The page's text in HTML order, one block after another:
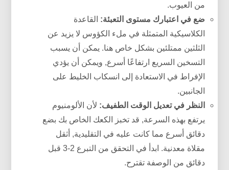
من العيوب.
ضع في اعتبارك مستوى التعبئة: القاعدة
الكلاسيكية المتمثلة في ملء الكؤوس لا يزيد عن
الثلثين ممتلئين بشكل خاص هنا. يمكن أن يسبب
التسخين السريع ارتفاعًا أسرع, ويمكن أن يؤدي
الإفراط في الاستعادة إلى انسكاب الخليط على
الجانبين.
النظر في تعديل الوقت الطفيف: لأن الألومنيوم
يرتفع بهذه السرعة, قد تخبز الكعك الخاص بك بضع
دقائق أسرع مما كانت عليه في التقليدية, أثقل
مقلاة معدنية. ابدأ في التحقق من التبرع 2-3 قبل
دقائق من الوصفة تقترح.